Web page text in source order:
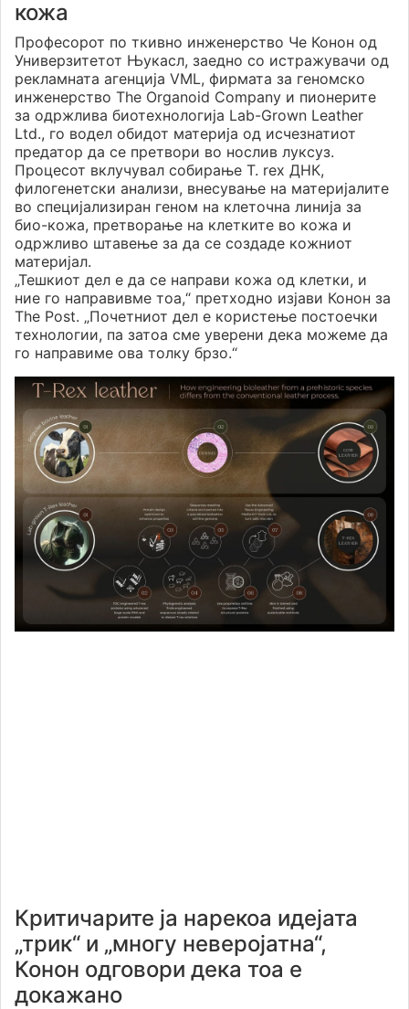
кожа
Професорот по ткивно инженерство Че Конон од
Универзитетот Њукасл, заедно со истражувачи од
рекламната агенција VML, фирмата за геномско
инженерство The Organoid Company и пионерите
за одржлива биотехнологија Lab-Grown Leather
Ltd., го водел обидот материја од исчезнатиот
предатор да се претвори во нослив луксуз.
Процесот вклучувал собирање T. rex ДНК,
филогенетски анализи, внесување на материјалите
во специјализиран геном на клеточна линија за
био-кожа, претворање на клетките во кожа и
одржливо штавење за да се создаде кожниот
материјал.
„Тешкиот дел е да се направи кожа од клетки, и
ние го направивме тоа,“ претходно изјави Конон за
The Post. „Почетниот дел е користење постоечки
технологии, па затоа сме уверени дека можеме да
го направиме ова толку брзо.“
Критичарите ја нарекоа идејата
„трик“ и „многу неверојатна“,
Конон одговори дека тоа е
докажано